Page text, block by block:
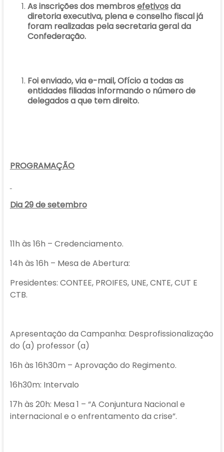
As inscrições dos membrosefetivosda
diretoria executiva, plena e conselho fiscal já
foram realizadas pela secretaria geral da
Confederação.
Foi enviado, via e-mail, Ofício a todas as
entidades filiadas informando o número de
delegados a que tem direito.
PROGRAMAÇÃO
Dia 29 de setembro
11h às 16h – Credenciamento.
14h às 16h – Mesa de Abertura:
Presidentes: CONTEE, PROIFES, UNE, CNTE, CUT E
CTB.
Apresentação da Campanha: Desprofissionalização
do (a) professor (a)
16h às 16h30m – Aprovação do Regimento.
16h30m: Intervalo
17h às 20h: Mesa 1 – “A Conjuntura Nacional e
internacional e o enfrentamento da crise”.